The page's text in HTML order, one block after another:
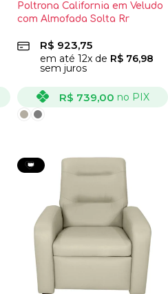
Poltrona California em Veludo
com Almofada Solta Rr
R$ 923,75
em até 12x de R$ 76,98
sem juros
R$ 739,00 no PIX
👑